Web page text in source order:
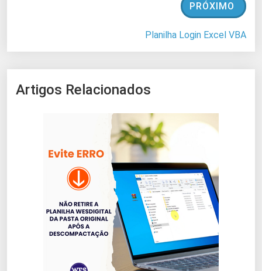
PRÓXIMO
Planilha Login Excel VBA
Artigos Relacionados